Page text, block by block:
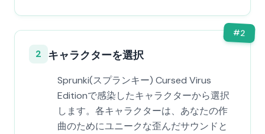
#2
2 キャラクターを選択
Sprunki(スプランキー) Cursed Virus
Editionで感染したキャラクターから選択
します。各キャラクターは、あなたの作
曲のためにユニークな歪んだサウンドと